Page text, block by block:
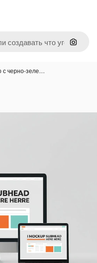
Поиск
с черно-зеле…